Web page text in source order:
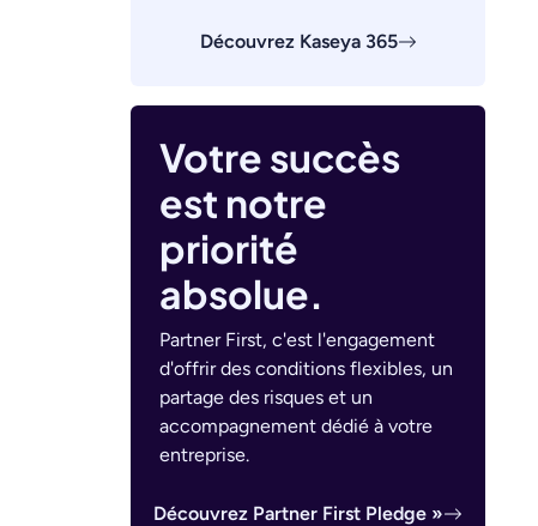
Découvrez Kaseya 365
Votre succès
est notre
priorité
absolue.
Partner First, c'est l'engagement
d'offrir des conditions flexibles, un
partage des risques et un
accompagnement dédié à votre
entreprise.
Découvrez Partner First Pledge »